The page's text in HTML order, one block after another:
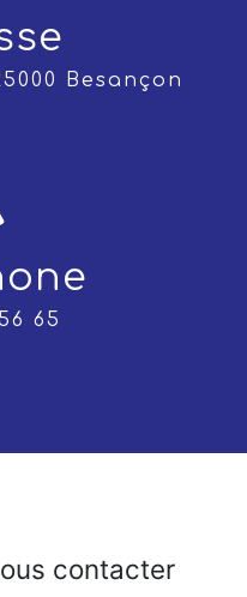
Besançon
65
contacter